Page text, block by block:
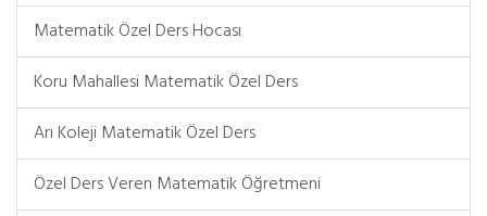
Matematik Özel Ders Hocası
Koru Mahallesi Matematik Özel Ders
Arı Koleji Matematik Özel Ders
Özel Ders Veren Matematik Öğretmeni